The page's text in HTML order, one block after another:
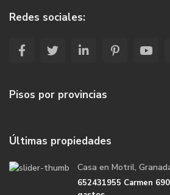
Redes sociales:
Pisos por provincias
Últimas propiedades
Casa en Motril,
652431955 Carmen